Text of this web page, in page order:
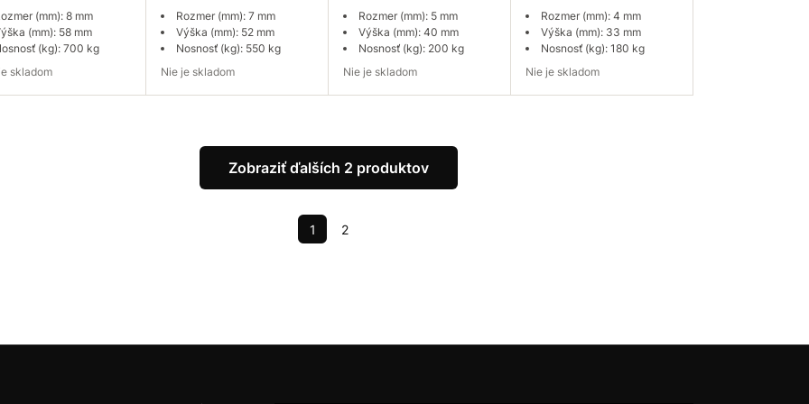
(mm): 8 mm
(mm): 58 mm
(kg): 700 kg
je skladom
Rozmer (mm): 7 mm
Výška (mm): 52 mm
Nosnosť (kg): 550 kg
Nie je skladom
Rozmer (mm): 5 mm
Výška (mm): 40 mm
Nosnosť (kg): 200 kg
Nie je skladom
Rozmer (mm): 4 mm
Výška (mm): 33 mm
Nosnosť (kg): 180 kg
Nie je skladom
Zobraziť ďalších 2 produktov
1 2